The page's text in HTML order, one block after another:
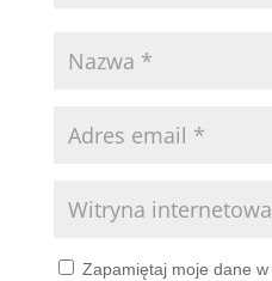
Zapamiętaj moje dane